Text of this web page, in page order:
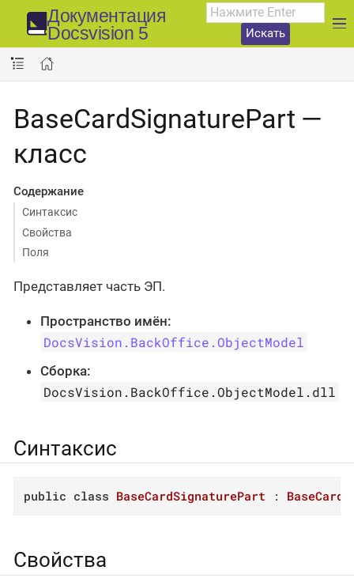
Документация
Docsvision 5
Искать
BaseCardSignaturePart —
класс
Содержание
Синтаксис
Свойства
Поля
Представляет часть ЭП.
Пространство имён:
DocsVision.BackOffice.ObjectModel
Сборка:
DocsVision.BackOffice.ObjectModel.dll
Синтаксис
public class BaseCardSignaturePart :
Свойства